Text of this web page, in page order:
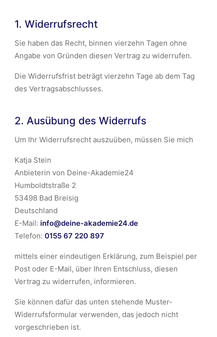
1. Widerrufsrecht
Sie haben das Recht, binnen vierzehn Tagen ohne
Angabe von Gründen diesen Vertrag zu widerrufen.
Die Widerrufsfrist beträgt vierzehn Tage ab dem Tag
des Vertragsabschlusses.
2. Ausübung des Widerrufs
Um Ihr Widerrufsrecht auszuüben, müssen Sie mich
Katja Stein
Anbieterin von Deine-Akademie24
Humboldtstraße 2
53498 Bad Breisig
Deutschland
E-Mail: info@deine-akademie24.de
Telefon: 0155 67 220 897
mittels einer eindeutigen Erklärung, zum Beispiel per
Post oder E-Mail, über Ihren Entschluss, diesen
Vertrag zu widerrufen, informieren.
Sie können dafür das unten stehende Muster-
Widerrufsformular verwenden, das jedoch nicht
vorgeschrieben ist.